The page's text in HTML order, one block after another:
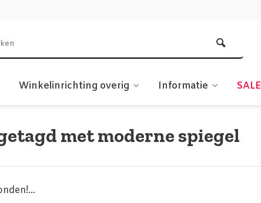
Winkelinrichting overig Informatie SALE
met moderne spiegel